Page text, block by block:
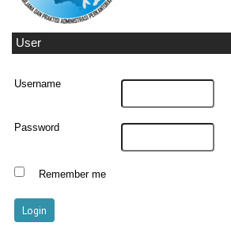
User
Username
Password
Remember me